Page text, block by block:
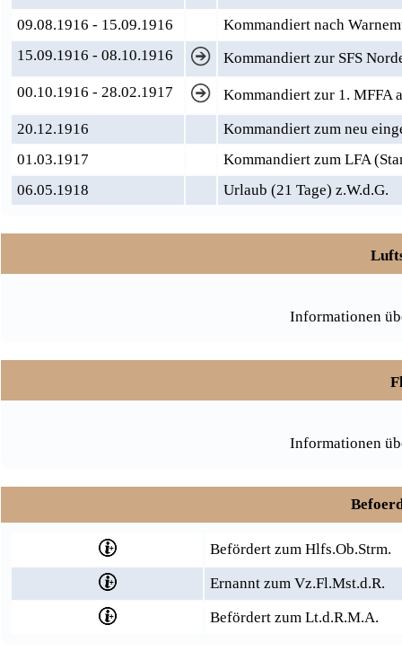
09.08.1916 - 15.09.1916
Kommandiert nach
15.09.1916 - 08.10.1916
Kommandiert zur SFS
00.10.1916 - 28.02.1917
Kommandiert zur 1. MFFA
20.12.1916
Kommandiert zum neu
01.03.1917
Kommandiert zum LFA
06.05.1918
Urlaub (21 Tage) z.W.d.G.
Informationen
Informationen
Befördert zum Hlfs.Ob.Strm.
Ernannt zum Vz.Fl.Mst.d.R.
Befördert zum Lt.d.R.M.A.